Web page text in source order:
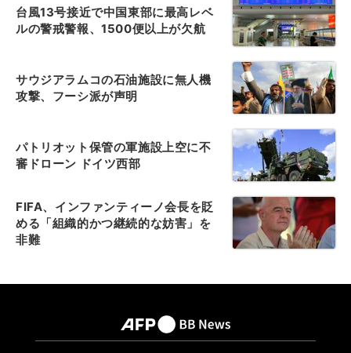
台風13号接近で中国東部に最高レベ
ルの警戒警報、1500便以上が欠航
サウジアラムコの石油施設に無人機
攻撃、フーシ派が声明
パトリオット保管の軍施設上空に不
審ドローン ドイツ西部
FIFA、インファンティーノ会長を貶
める「組織的かつ継続的な妨害」を
非難